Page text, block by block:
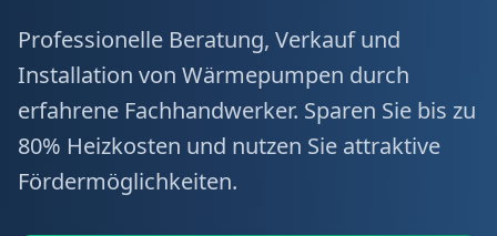
Professionelle Beratung, Verkauf und
Installation von Wärmepumpen durch
erfahrene Fachhandwerker. Sparen Sie bis zu
80% Heizkosten und nutzen Sie attraktive
Fördermöglichkeiten.